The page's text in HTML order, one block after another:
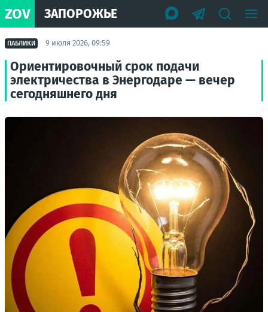
ZOV ЗАПОРОЖЬЕ
ПАБЛИКИ 9 июля 2026, 09:59
Ориентировочный срок подачи
электричества в Энергодаре — вечер
сегодняшнего дня